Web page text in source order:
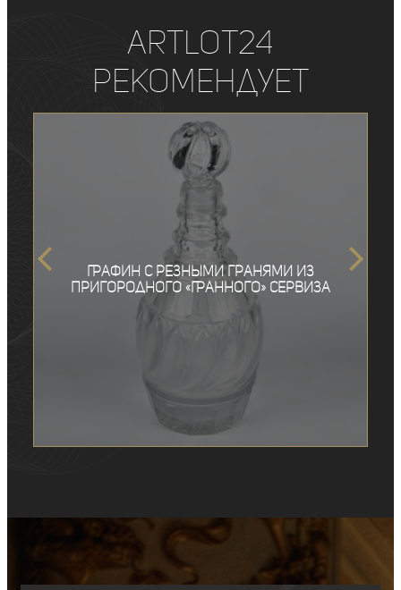
ArtLot24
рекомендует
Графин с резными гранями из
Пригородного «Гранного» сервиза